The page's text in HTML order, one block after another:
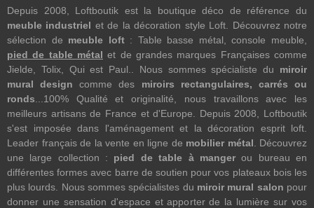
Depuis 2008, Loftboutik est la boutique déco de référence du
meuble industriel et de la décoration style Loft. Découvrez notre
sélection de meuble loft: Table basse métal, console meuble,
pied de table métal et de grandes marques Françaises comme
Jielde, Tolix, Qui est Paul.. Nous sommes spécialiste du miroir
mural design comme des miroirs rectangulaires, carrés ou
ronds ...100% Qualité et originalité, nous travaillons avec les
meilleurs artisans de France et d'Europe. Depuis 2008, Loftboutik
s'est imposée dans l'aménagement et la décoration esprit loft.
Leader français de la vente en ligne de mobilier métal . Découvrez
une large collection : pied de table à mangerou bureau en
différentes formes avec barre de soutien pour vos plateaux bois les
plus lourds. Nous sommes spécialistes du miroir mural salon pour
donner une sensation d'espace et apporter de la lumière sur vos